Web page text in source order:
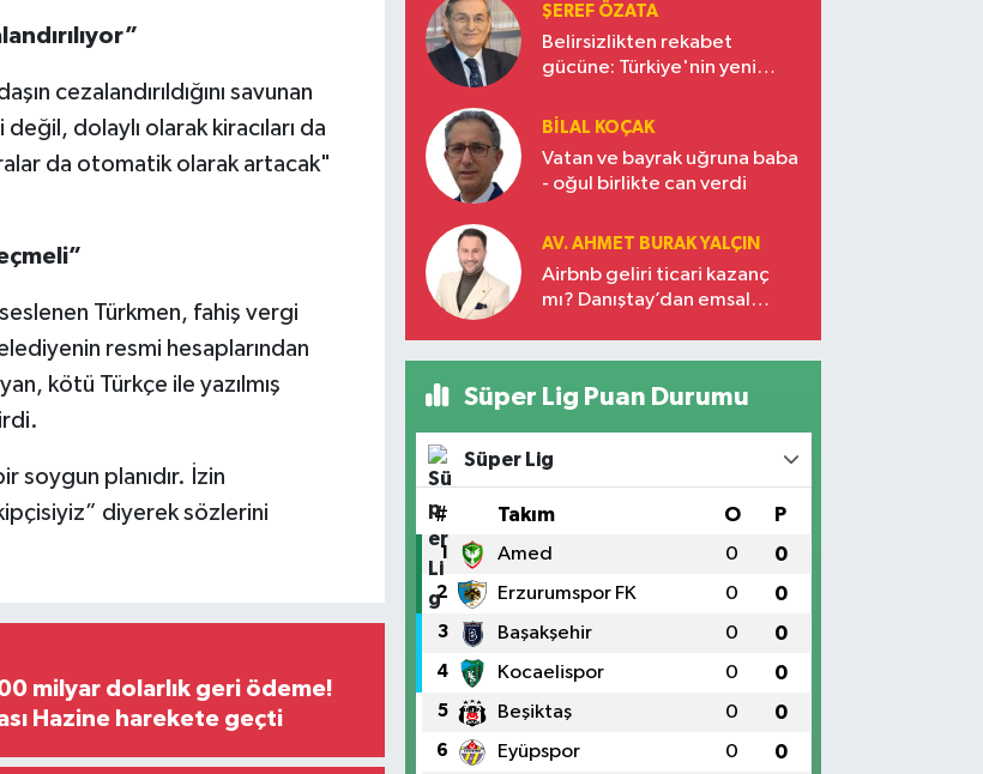
cezalandırıldığını savunan
dolaylı olarak kiracıları da
da otomatik olarak artacak"
Türkmen, fahiş vergi
resmi hesaplarından
kötü Türkçe ile yazılmış
soygun planıdır. İzin
diyerek sözlerini
milyar dolarlık geri ödeme!
Hazine harekete geçti
ŞEREF ÖZATA
Belirsizlikten rekabet
gücüne: Türkiye'nin yeni
BILAL KOÇAK
Vatan ve bayrak uğruna baba
- oğul birlikte can verdi
AV. AHMET BURAK YALÇIN
Airbnb geliri ticari kazanç
mı? Danıştay’dan emsal
Süper Lig Puan Durumu
Süper Lig
# Takım O P
1 Amed 0 0
2 Erzurumspor FK 0 0
3 Başakşehir 0 0
4 Kocaelispor 0 0
5 Beşiktaş 0 0
6 Eyüpspor 0 0